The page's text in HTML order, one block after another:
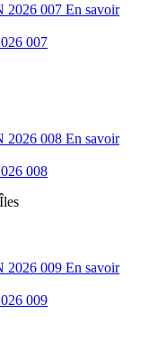
En savoir
007
En savoir
008
En savoir
009